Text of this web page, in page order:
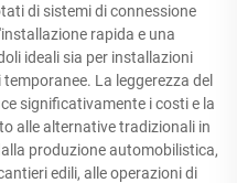
di sistemi di connessione
rapida e una
ideali sia per installazioni
La leggerezza del
significativamente i costi e la
alle alternative tradizionali in
produzione automobilistica,
edili, alle operazioni di